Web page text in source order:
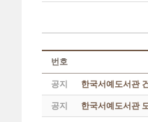
번호
공지 한국서예도서관
공지 한국서예도서관